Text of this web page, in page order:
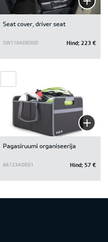
Seat cover, driver seat
SW110ADE00D Hind: 223 €
Pagasiruumi organiseerija
66123ADE01 Hind: 57 €